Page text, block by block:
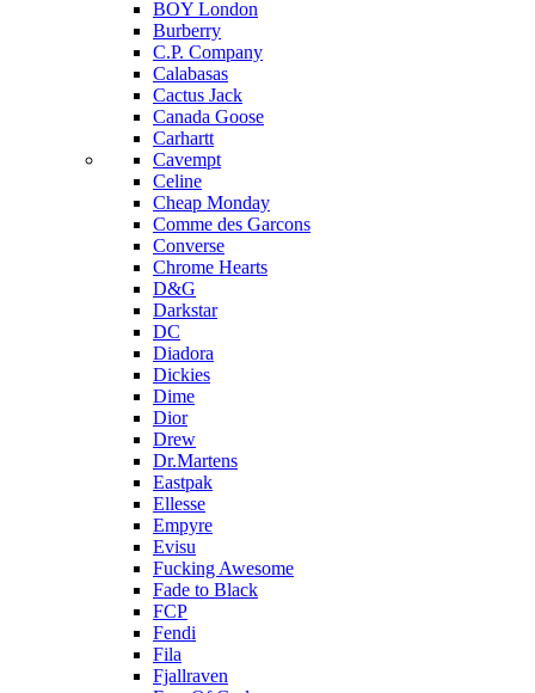
BOY London
Burberry
C.P. Company
Calabasas
Cactus Jack
Canada Goose
Carhartt
Cavempt
Celine
Cheap Monday
Comme des Garcons
Converse
Chrome Hearts
D&G
Darkstar
DC
Diadora
Dickies
Dime
Dior
Drew
Dr.Martens
Eastpak
Ellesse
Empyre
Evisu
Fucking Awesome
Fade to Black
FCP
Fendi
Fila
Fjallraven